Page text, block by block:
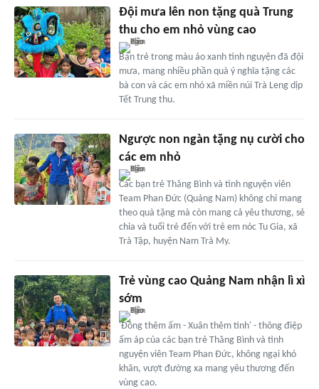
Đội mưa lên non tặng quà Trung
thu cho em nhỏ vùng cao
Bạn trẻ trong màu áo xanh tình nguyện đã đội
mưa, mang nhiều phần quà ý nghĩa tặng các
bà con và các em nhỏ xã miền núi Trà Leng dịp
Tết Trung thu.
Ngược non ngàn tặng nụ cười cho
các em nhỏ
Các bạn trẻ Thăng Bình và tình nguyện viên
Team Phan Đức (Quảng Nam) không chỉ mang
theo quà tặng mà còn mang cả yêu thương, sẻ
chia và tuổi trẻ đến với trẻ em nóc Tu Gia, xã
Trà Tập, huyện Nam Trà My.
Trẻ vùng cao Quảng Nam nhận lì xì
sớm
'Đông thêm ấm - Xuân thêm tình' - thông điệp
ấm áp của các bạn trẻ Thăng Bình và tình
nguyện viên Team Phan Đức, không ngại khó
khăn, vượt đường xa mang yêu thương đến
vùng cao.